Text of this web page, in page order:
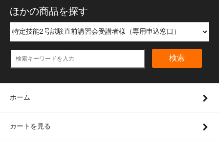
ほかの商品を探す
検索
ホーム
カートを見る